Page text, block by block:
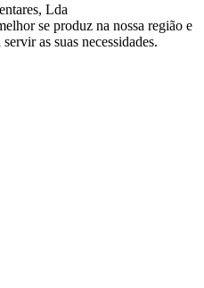
Lda
se produz na nossa região e
as suas necessidades.